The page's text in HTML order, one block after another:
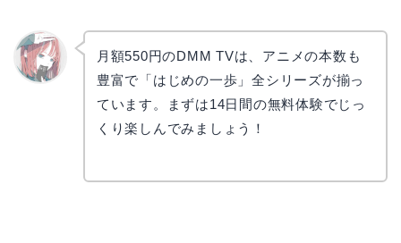
月額550円のDMM TVは、アニメの本数も
豊富で「はじめの一歩」全シリーズが揃っ
ています。まずは14日間の無料体験でじっ
くり楽しんでみましょう！